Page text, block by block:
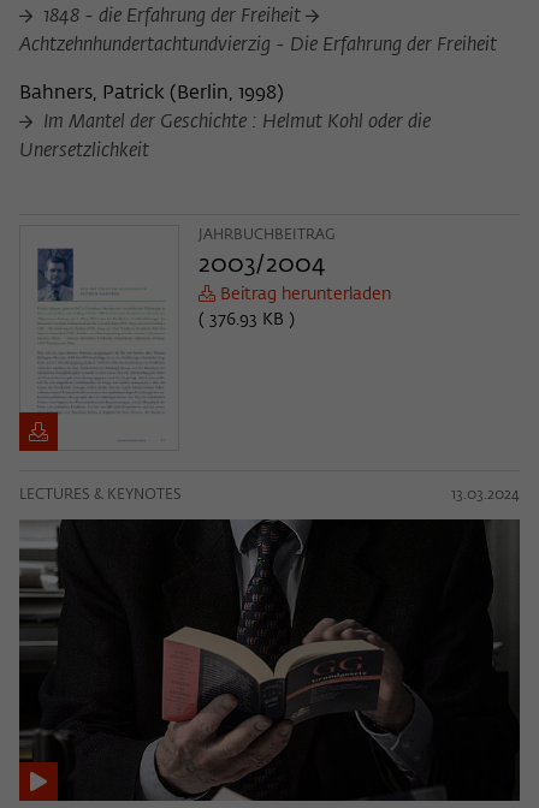
1848 - die Erfahrung der Freiheit
Achtzehnhundertachtundvierzig - Die Erfahrung der Freiheit
Bahners, Patrick ( Berlin, 1998)
Im Mantel der Geschichte : Helmut Kohl oder die
Unersetzlichkeit
JAHRBUCHBEITRAG
2003/2004
Beitrag herunterladen
( 376.93 KB )
LECTURES & KEYNOTES 13.03.2024